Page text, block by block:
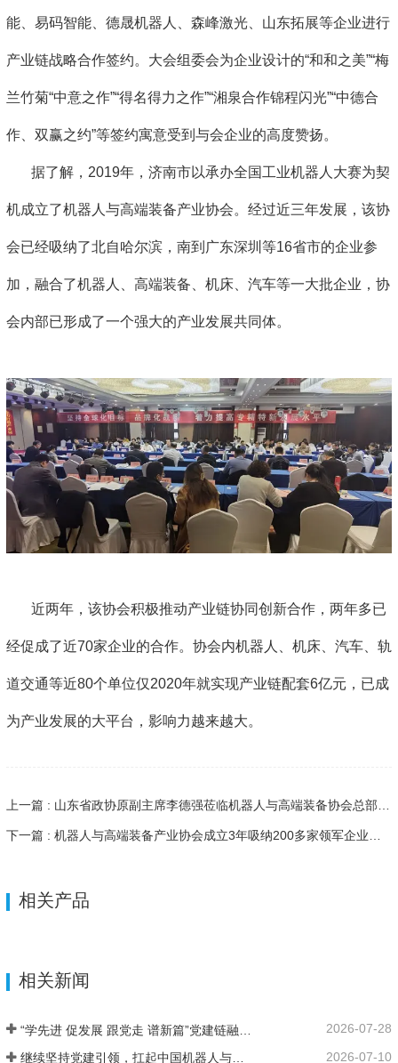
能、易码智能、德晟机器人、森峰激光、山东拓展等企业进行
产业链战略合作签约。大会组委会为企业设计的“和和之美”“梅
兰竹菊“中意之作”“得名得力之作”“湘泉合作锦程闪光”“中德合
作、双赢之约”等签约寓意受到与会企业的高度赞扬。
据了解，2019年，济南市以承办全国工业机器人大赛为契
机成立了机器人与高端装备产业协会。经过近三年发展，该协
会已经吸纳了北自哈尔滨，南到广东深圳等16省市的企业参
加，融合了机器人、高端装备、机床、汽车等一大批企业，协
会内部已形成了一个强大的产业发展共同体。
近两年，该协会积极推动产业链协同创新合作，两年多已
经促成了近70家企业的合作。协会内机器人、机床、汽车、轨
道交通等近80个单位仅2020年就实现产业链配套6亿元，已成
为产业发展的大平台，影响力越来越大。
上一篇 : 山东省政协原副主席李德强莅临机器人与高端装备协会总部考察
下一篇 : 机器人与高端装备产业协会成立3年吸纳200多家领军企业，实现产业配套15亿
相关产品
相关新闻
2026-07-28
2026-07-10